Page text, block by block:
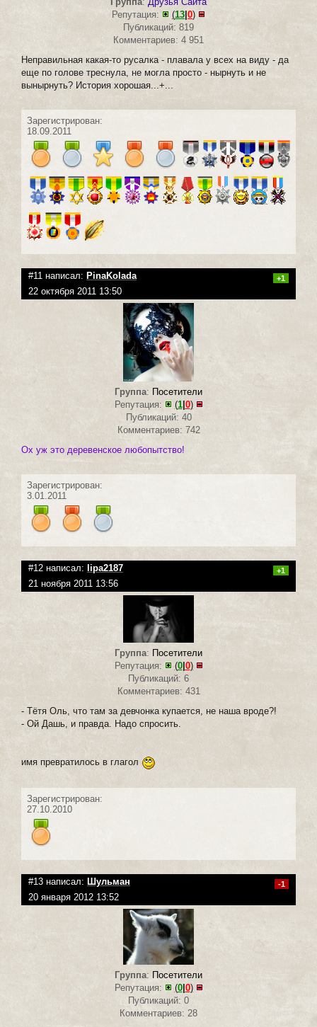
Репутация:
(13 0)
Публикаций: 819
Комментариев: 4 951
Неправильная какая-то русалка - плавала у всех на виду - да
еще по голове треснула, не могла просто - нырнуть и не
вынырнуть? История хорошая...+...
Зарегистрирован:
18.09.2011
#11 написал: PinaKolada +1
22 октября 2011 13:50
Группа: Посетители
Репутация:
(1| 0)
Публикаций: 40
Комментариев: 742
Ох уж это деревенское любопытство!
Зарегистрирован:
3.01.2011
#12 написал: lipa2187 +1
21 ноября 2011 13:56
Группа: Посетители
Репутация:
(0|0)
Публикаций: 6
Комментариев: 431
- Тётя Оль, что там за девчонка купается, не наша вроде?!
- Ой Дашь, и правда. Надо спросить.
имя превратилось в глагол
Зарегистрирован:
27.10.2010
#13 написал: Шульман -1
20 января 2012 13:52
Группа: Посетители
Репутация:
(0| 0)
Публикаций: 0
Комментариев: 28